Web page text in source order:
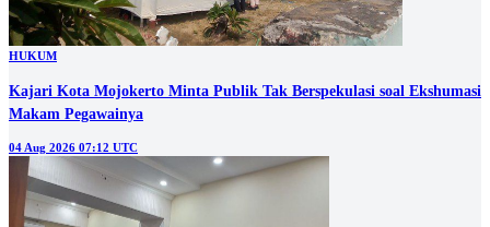
HUKUM
Kajari Kota Mojokerto Minta Publik Tak Berspekulasi soal Ekshumasi
Makam Pegawainya
04 Aug 2026 07:12 UTC